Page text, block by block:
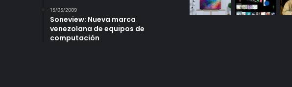
15/05/2009
Soneview: Nueva marca
venezolana de equipos de
computación